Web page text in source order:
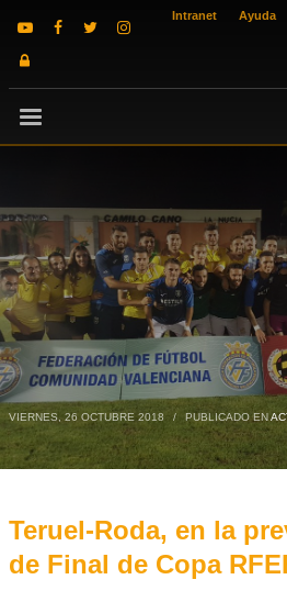
Intranet Ayuda
VIERNES, 26 OCTUBRE 2018 / PUBLICADO EN
Teruel-Roda, en la
de Final de Copa